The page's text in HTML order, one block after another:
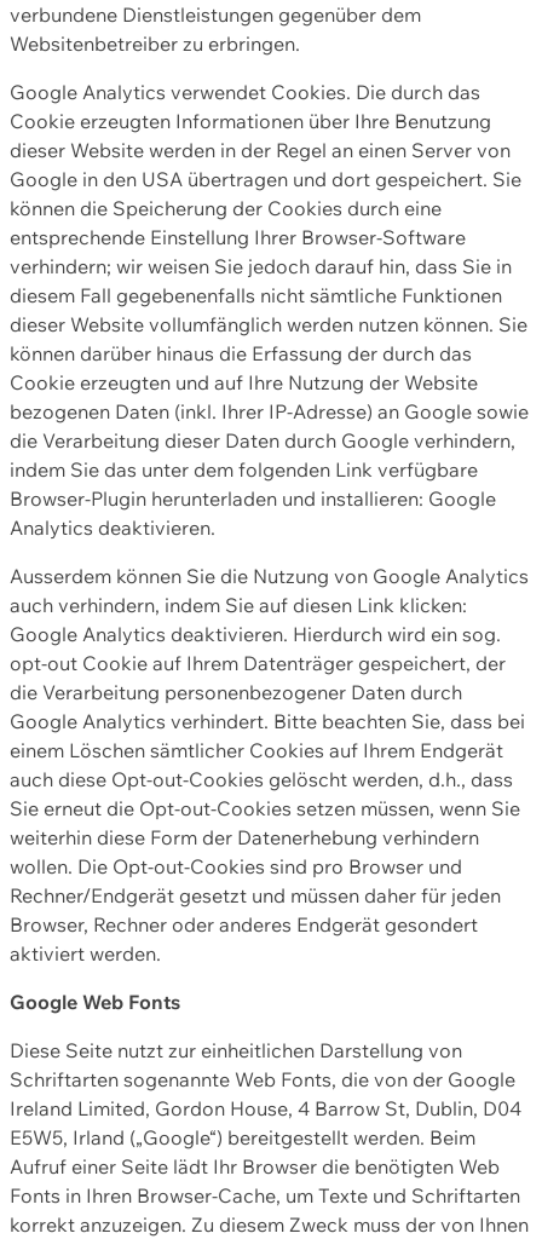
verbundene Dienstleistungen gegenüber dem
Websitenbetreiber zu erbringen.
Google Analytics verwendet Cookies. Die durch das
Cookie erzeugten Informationen über Ihre Benutzung
dieser Website werden in der Regel an einen Server von
Google in den USA übertragen und dort gespeichert. Sie
können die Speicherung der Cookies durch eine
entsprechende Einstellung Ihrer Browser-Software
verhindern; wir weisen Sie jedoch darauf hin, dass Sie in
diesem Fall gegebenenfalls nicht sämtliche Funktionen
dieser Website vollumfänglich werden nutzen können. Sie
können darüber hinaus die Erfassung der durch das
Cookie erzeugten und auf Ihre Nutzung der Website
bezogenen Daten (inkl. Ihrer IP-Adresse) an Google sowie
die Verarbeitung dieser Daten durch Google verhindern,
indem Sie das unter dem folgenden Link verfügbare
Browser-Plugin herunterladen und installieren: Google
Analytics deaktivieren.
Ausserdem können Sie die Nutzung von Google Analytics
auch verhindern, indem Sie auf diesen Link klicken:
Google Analytics deaktivieren. Hierdurch wird ein sog.
opt-out Cookie auf Ihrem Datenträger gespeichert, der
die Verarbeitung personenbezogener Daten durch
Google Analytics verhindert. Bitte beachten Sie, dass bei
einem Löschen sämtlicher Cookies auf Ihrem Endgerät
auch diese Opt-out-Cookies gelöscht werden, d.h., dass
Sie erneut die Opt-out-Cookies setzen müssen, wenn Sie
weiterhin diese Form der Datenerhebung verhindern
wollen. Die Opt-out-Cookies sind pro Browser und
Rechner/Endgerät gesetzt und müssen daher für jeden
Browser, Rechner oder anderes Endgerät gesondert
aktiviert werden.
Google Web Fonts
Diese Seite nutzt zur einheitlichen Darstellung von
Schriftarten sogenannte Web Fonts, die von der Google
Ireland Limited, Gordon House, 4 Barrow St, Dublin, D04
E5W5, Irland („Google“) bereitgestellt werden. Beim
Aufruf einer Seite lädt Ihr Browser die benötigten Web
Fonts in Ihren Browser-Cache, um Texte und Schriftarten
korrekt anzuzeigen. Zu diesem Zweck muss der von Ihnen